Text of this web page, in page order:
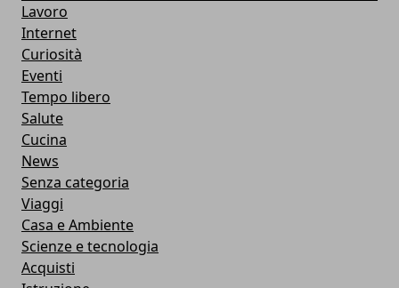
Lavoro
Internet
Curiosità
Eventi
Tempo libero
Salute
Cucina
News
Senza categoria
Viaggi
Casa e Ambiente
Scienze e tecnologia
Acquisti